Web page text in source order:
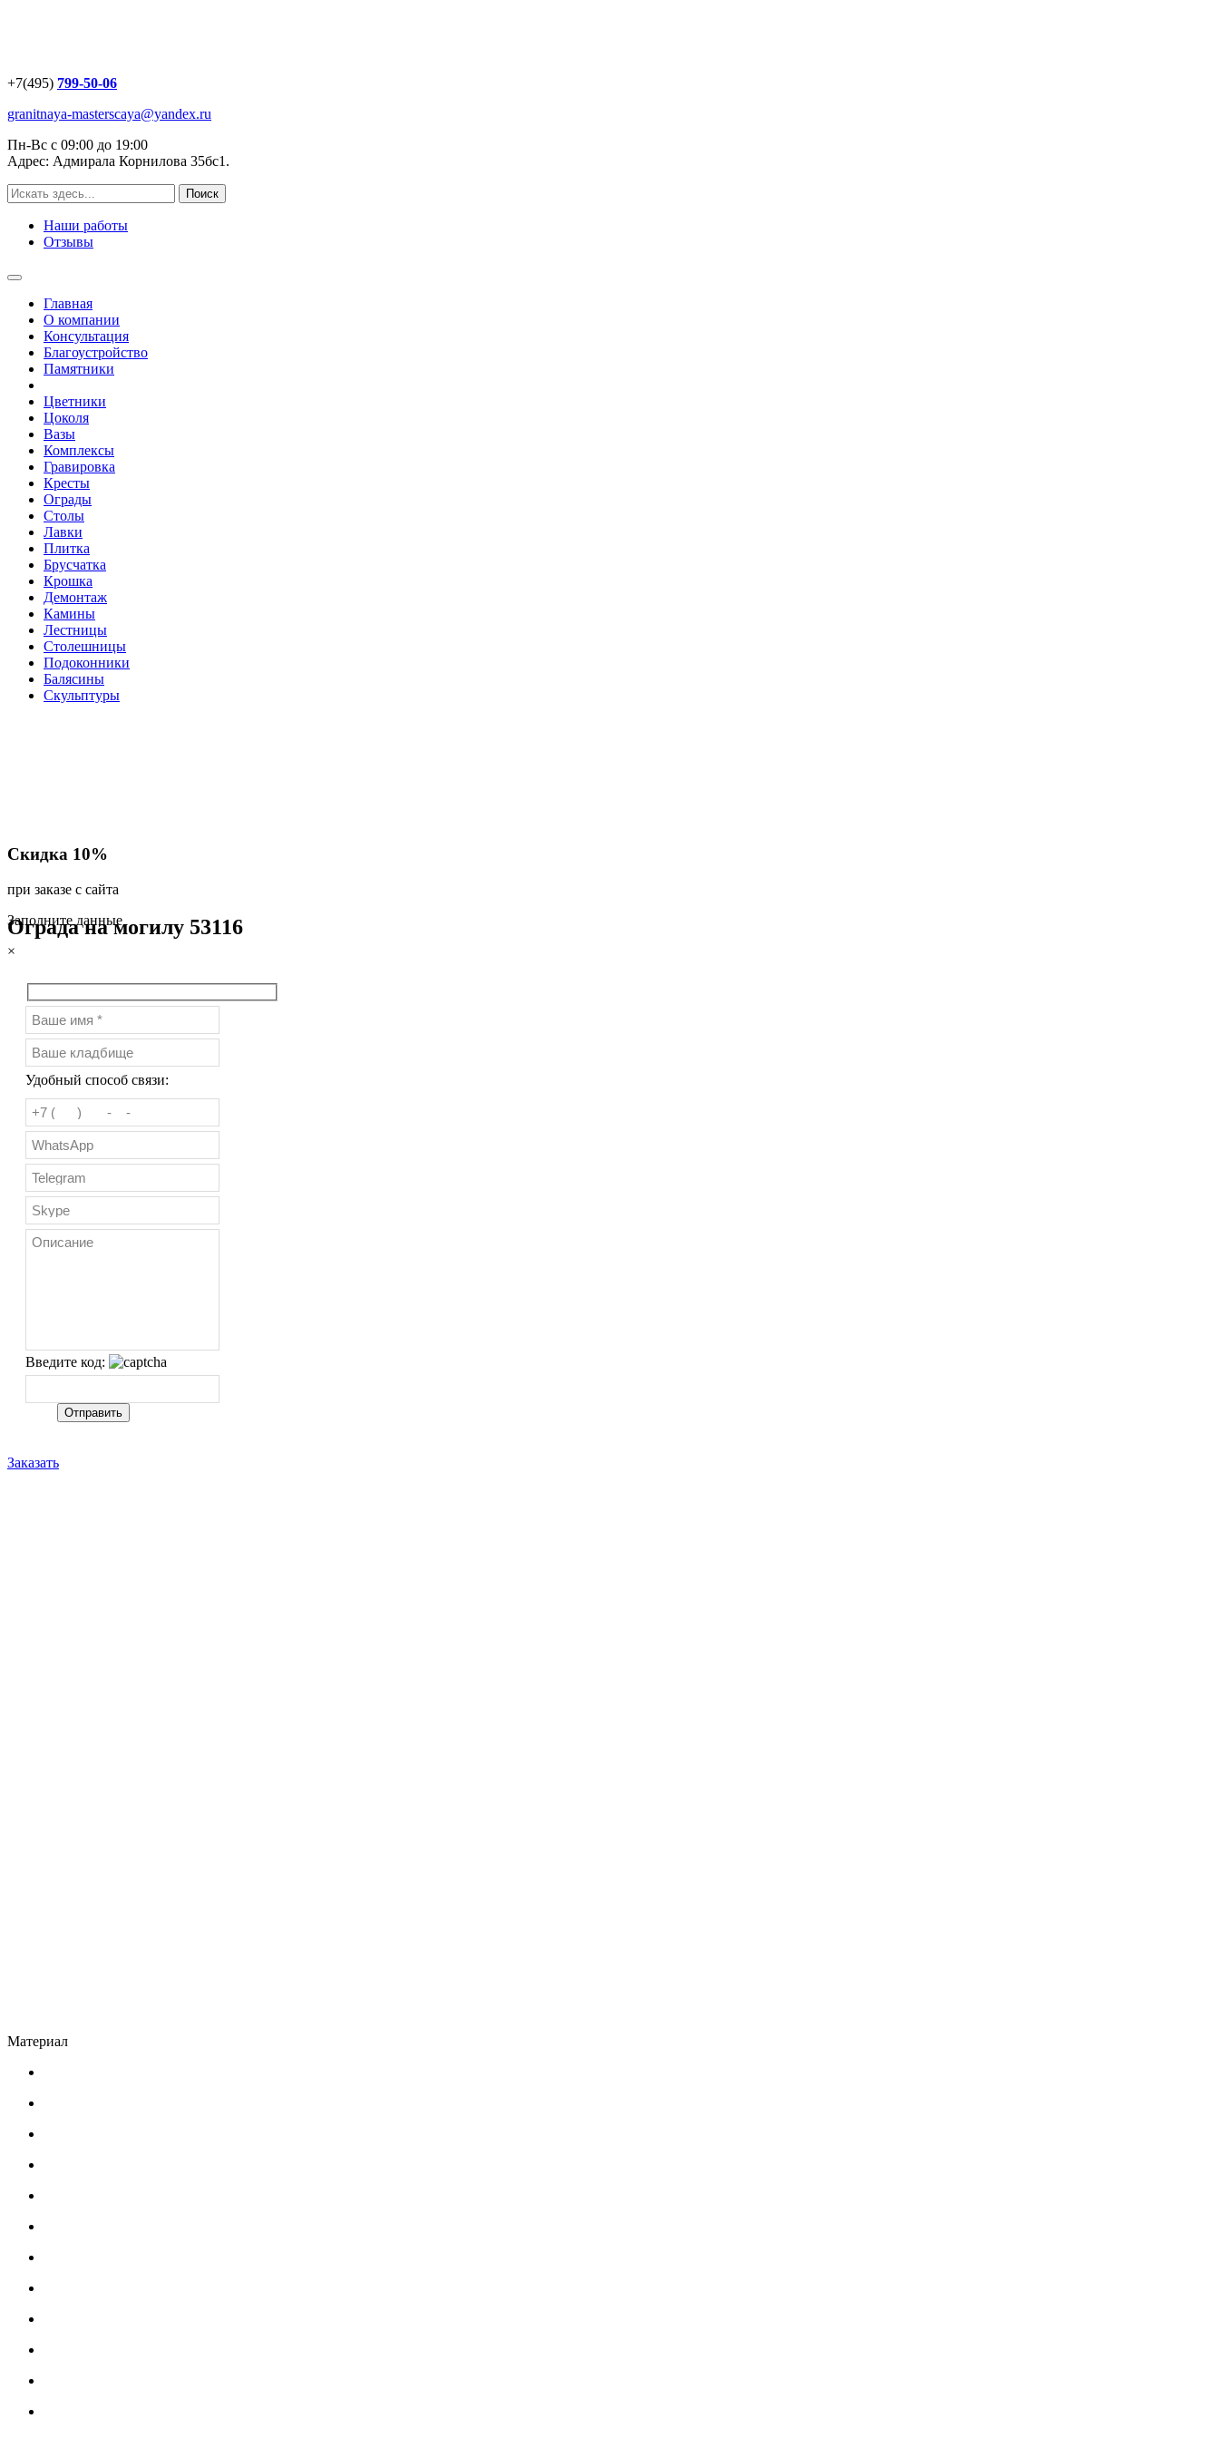
+7(495) 799-50-06
granitnaya-masterscaya@yandex.ru
Пн-Вс с 09:00 до 19:00
Адрес: Адмирала Корнилова 35бс1.
Наши работы
Отзывы
Главная
О компании
Консультация
Благоустройство
Памятники
Цветники
Цоколя
Вазы
Комплексы
Гравировка
Кресты
Ограды
Столы
Лавки
Плитка
Брусчатка
Крошка
Демонтаж
Камины
Лестницы
Столешницы
Подоконники
Балясины
Скульптуры
Скидка 10%
при заказе с сайта
Ограда на могилу 53116
Заполните данные
×
Удобный способ связи:
Введите код:
Заказать
Материал